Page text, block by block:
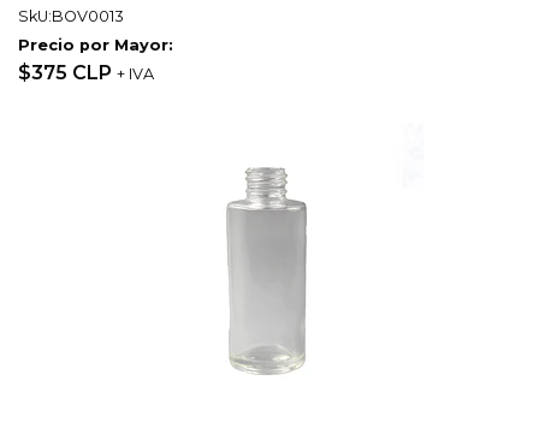
SkU:BOV0013
Precio por Mayor:
$375 CLP + IVA